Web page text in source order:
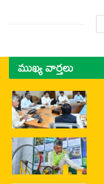
ముఖ్య వార్తలు